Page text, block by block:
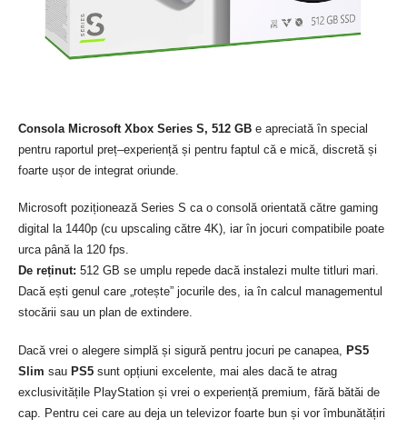
Consola Microsoft Xbox Series S, 512 GB e apreciată în special
pentru raportul preț–experiență și pentru faptul că e mică, discretă și
foarte ușor de integrat oriunde.
Microsoft poziționează Series S ca o consolă orientată către gaming
digital la 1440p (cu upscaling către 4K), iar în jocuri compatibile poate
urca până la 120 fps.
De reținut: 512 GB se umplu repede dacă instalezi multe titluri mari.
Dacă ești genul care „rotește” jocurile des, ia în calcul managementul
stocării sau un plan de extindere.
Dacă vrei o alegere simplă și sigură pentru jocuri pe canapea, PS5
Slim sau PS5 sunt opțiuni excelente, mai ales dacă te atrag
exclusivitățile PlayStation și vrei o experiență premium, fără bătăi de
cap. Pentru cei care au deja un televizor foarte bun și vor îmbunătățiri